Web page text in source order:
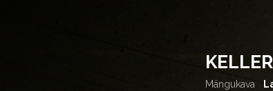
Mängukava